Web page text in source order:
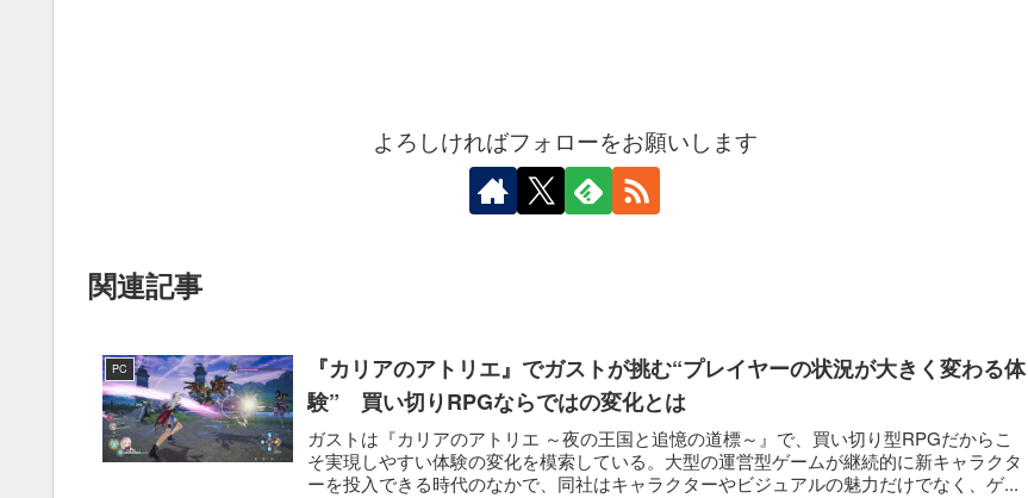
よろしければフォローをお願いします
関連記事
PC
『カリアのアトリエ』でガストが挑む“プレイヤーの状況が大きく変わる体
験” 買い切りRPGならではの変化とは
ガストは『カリアのアトリエ ～夜の王国と追憶の道標～』で、買い切り型RPGだからこ
そ実現しやすい体験の変化を模索している。大型の運営型ゲームが継続的に新キャラクタ
ーを投入できる時代のなかで、同社はキャラクターやビジュアルの魅力だけでなく、ゲ...